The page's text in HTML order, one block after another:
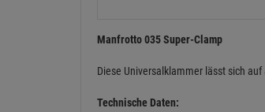
Manfrotto 035 Super-Clamp
Diese Universalklammer lässt sich
Technische Daten: